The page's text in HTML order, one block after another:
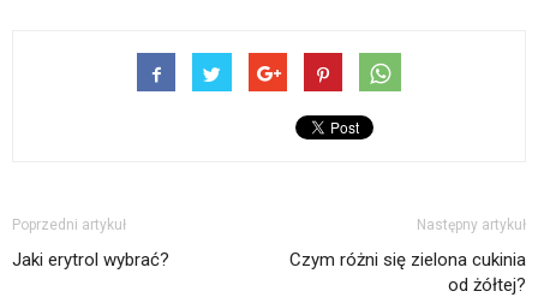
Poprzedni artykuł
Jaki erytrol wybrać?
Następny artykuł
Czym różni się zielona cukinia
od żółtej?